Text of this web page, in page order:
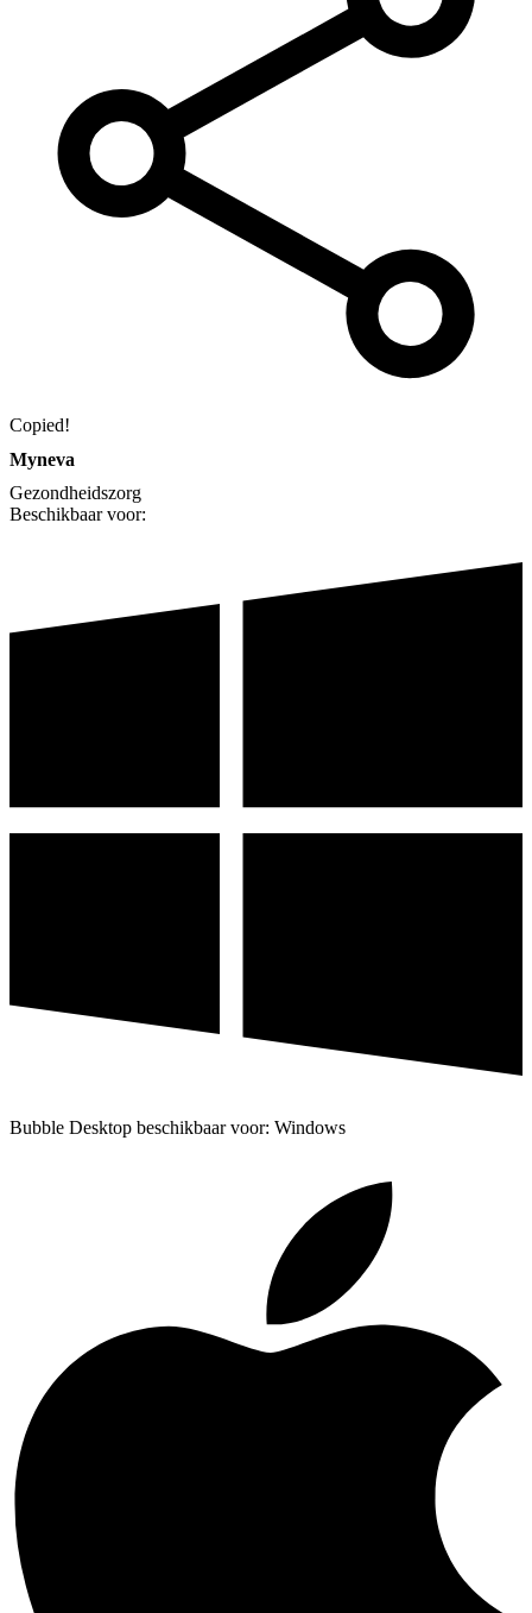
Copied!
Myneva
Gezondheidszorg
Beschikbaar voor:
Bubble Desktop beschikbaar voor: Windows